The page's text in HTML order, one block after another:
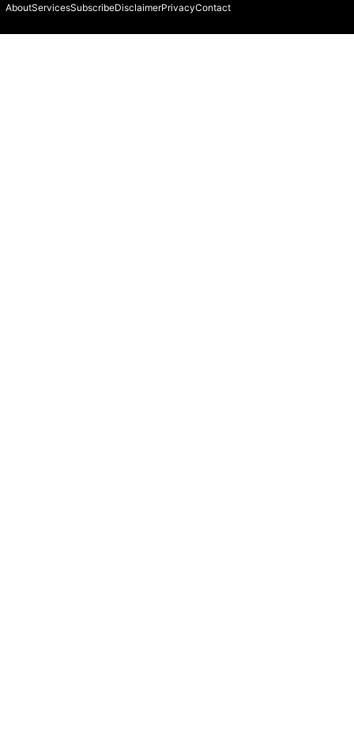
AboutServicesSubscribeDisclaimerPrivacyContact